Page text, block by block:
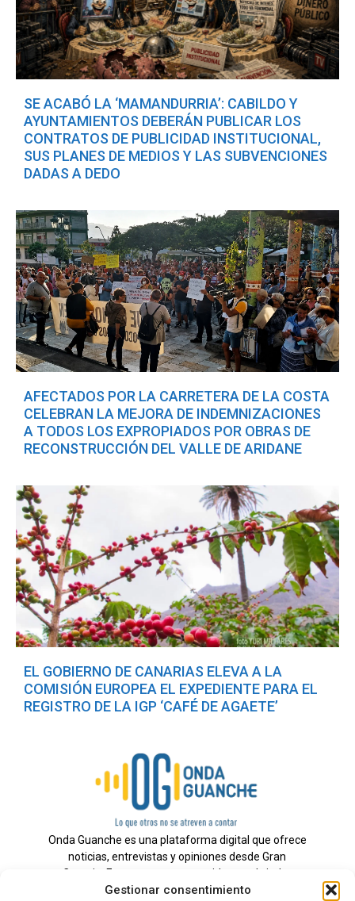
Gestionar consentimiento
SE ACABÓ LA ‘MAMANDURRIA’: CABILDO Y
AYUNTAMIENTOS DEBERÁN PUBLICAR LOS
CONTRATOS DE PUBLICIDAD INSTITUCIONAL,
SUS PLANES DE MEDIOS Y LAS SUBVENCIONES
DADAS A DEDO
AFECTADOS POR LA CARRETERA DE LA COSTA
CELEBRAN LA MEJORA DE INDEMNIZACIONES
A TODOS LOS EXPROPIADOS POR OBRAS DE
RECONSTRUCCIÓN DEL VALLE DE ARIDANE
EL GOBIERNO DE CANARIAS ELEVA A LA
COMISIÓN EUROPEA EL EXPEDIENTE PARA EL
REGISTRO DE LA IGP ‘CAFÉ DE AGAETE’
Onda Guanche es una plataforma digital que ofrece
noticias, entrevistas y opiniones desde Gran
Canaria. Estamos comprometidos con brindar
información veraz y un periodismo independiente a